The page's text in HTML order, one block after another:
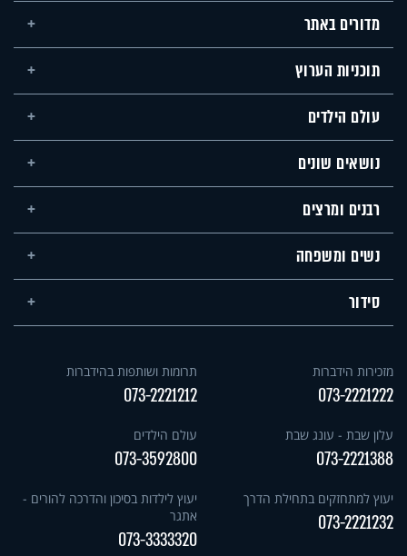
מדורים באתר
תוכניות הערוץ
עולם הילדים
נושאים שונים
רבנים ומרצים
נשים ומשפחה
סידור
מזכירות הידברות
073-2221222
תרומות ושותפות בהידברות
073-2221212
עלון שבת - עונג שבת
073-2221388
עולם הילדים
073-3592800
יעוץ למתחזקים בתחילת הדרך
073-2221232
יעוץ לילדות בסיכון והדרכה להורים -
אתגר
073-3333320